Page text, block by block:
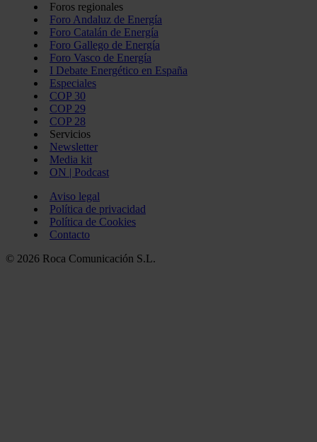
Foros regionales
Foro Andaluz de Energía
Foro Catalán de Energía
Foro Gallego de Energía
Foro Vasco de Energía
I Debate Energético en España
Especiales
COP 30
COP 29
COP 28
Servicios
Newsletter
Media kit
ON | Podcast
Aviso legal
Política de privacidad
Política de Cookies
Contacto
© 2026 Roca Comunicación S.L.